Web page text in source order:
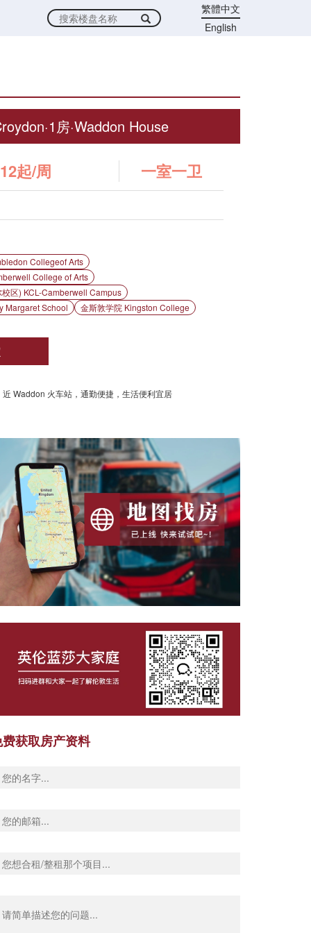
繁體中文
English
房·Waddon House
起/周 一室一卫
Collegeof Arts
College of Arts
区) KCL-Camberwell Campus
Margaret School
金斯敦学院 Kingston College
Waddon 火车站，通勤便捷，生活便利宜居
获取房产资料